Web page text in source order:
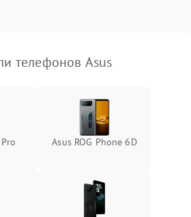
телефонов Asus
Asus ROG Phone 6D